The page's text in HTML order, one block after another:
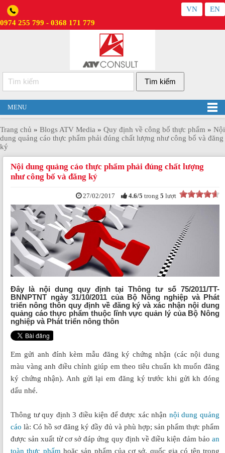
0974 255 799 - 0368 171 779
VN EN
MENU
Trang chủ » Blogs ATV Media » Quy định về công bố thực phẩm » Nội
dung quảng cáo thực phẩm phải đúng chất lượng như công bố và đăng
ký
Nội dung quảng cáo thực phẩm phải đúng chất lượng
như công bố và đăng ký
27/02/2017 4.6/5 trong 5 lượt
Đây là nội dung quy định tại Thông tư số 75/2011/TT-
BNNPTNT ngày 31/10/2011 của Bộ Nông nghiệp và Phát
triển nông thôn quy định về đăng ký và xác nhận nội dung
quảng cáo thực phẩm thuộc lĩnh vực quản lý của Bộ Nông
nghiệp và Phát triển nông thôn
Em gửi anh đính kèm mẫu đăng ký chứng nhận (các nội dung
màu vàng anh điều chỉnh giúp em theo tiêu chuẩn kh muốn đăng
ký chứng nhận). Anh gửi lại em đăng ký trước khi gửi kh đóng
dấu nhé.
Thông tư quy định 3 điều kiện để được xác nhận nội dung quảng
cáo là: Có hồ sơ đăng ký đầy đủ và phù hợp; sản phẩm thực phẩm
được sản xuất từ cơ sở đáp ứng quy định về điều kiện đảm bảo an
toàn thực phẩm hoặc sản phẩm của cơ sở, quốc gia có tên trong